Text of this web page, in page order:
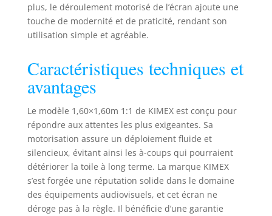
plus, le déroulement motorisé de l’écran ajoute une
touche de modernité et de praticité, rendant son
utilisation simple et agréable.
Caractéristiques techniques et
avantages
Le modèle 1,60×1,60m 1:1 de KIMEX est conçu pour
répondre aux attentes les plus exigeantes. Sa
motorisation assure un déploiement fluide et
silencieux, évitant ainsi les à-coups qui pourraient
détériorer la toile à long terme. La marque KIMEX
s’est forgée une réputation solide dans le domaine
des équipements audiovisuels, et cet écran ne
déroge pas à la règle. Il bénéficie d’une garantie